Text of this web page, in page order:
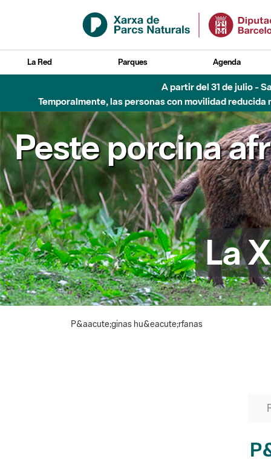
Saltar al contenido principal
La Red Parques Agenda
Hasta diciembre de 2026 - Parque Fluvial
Peste porcina
La